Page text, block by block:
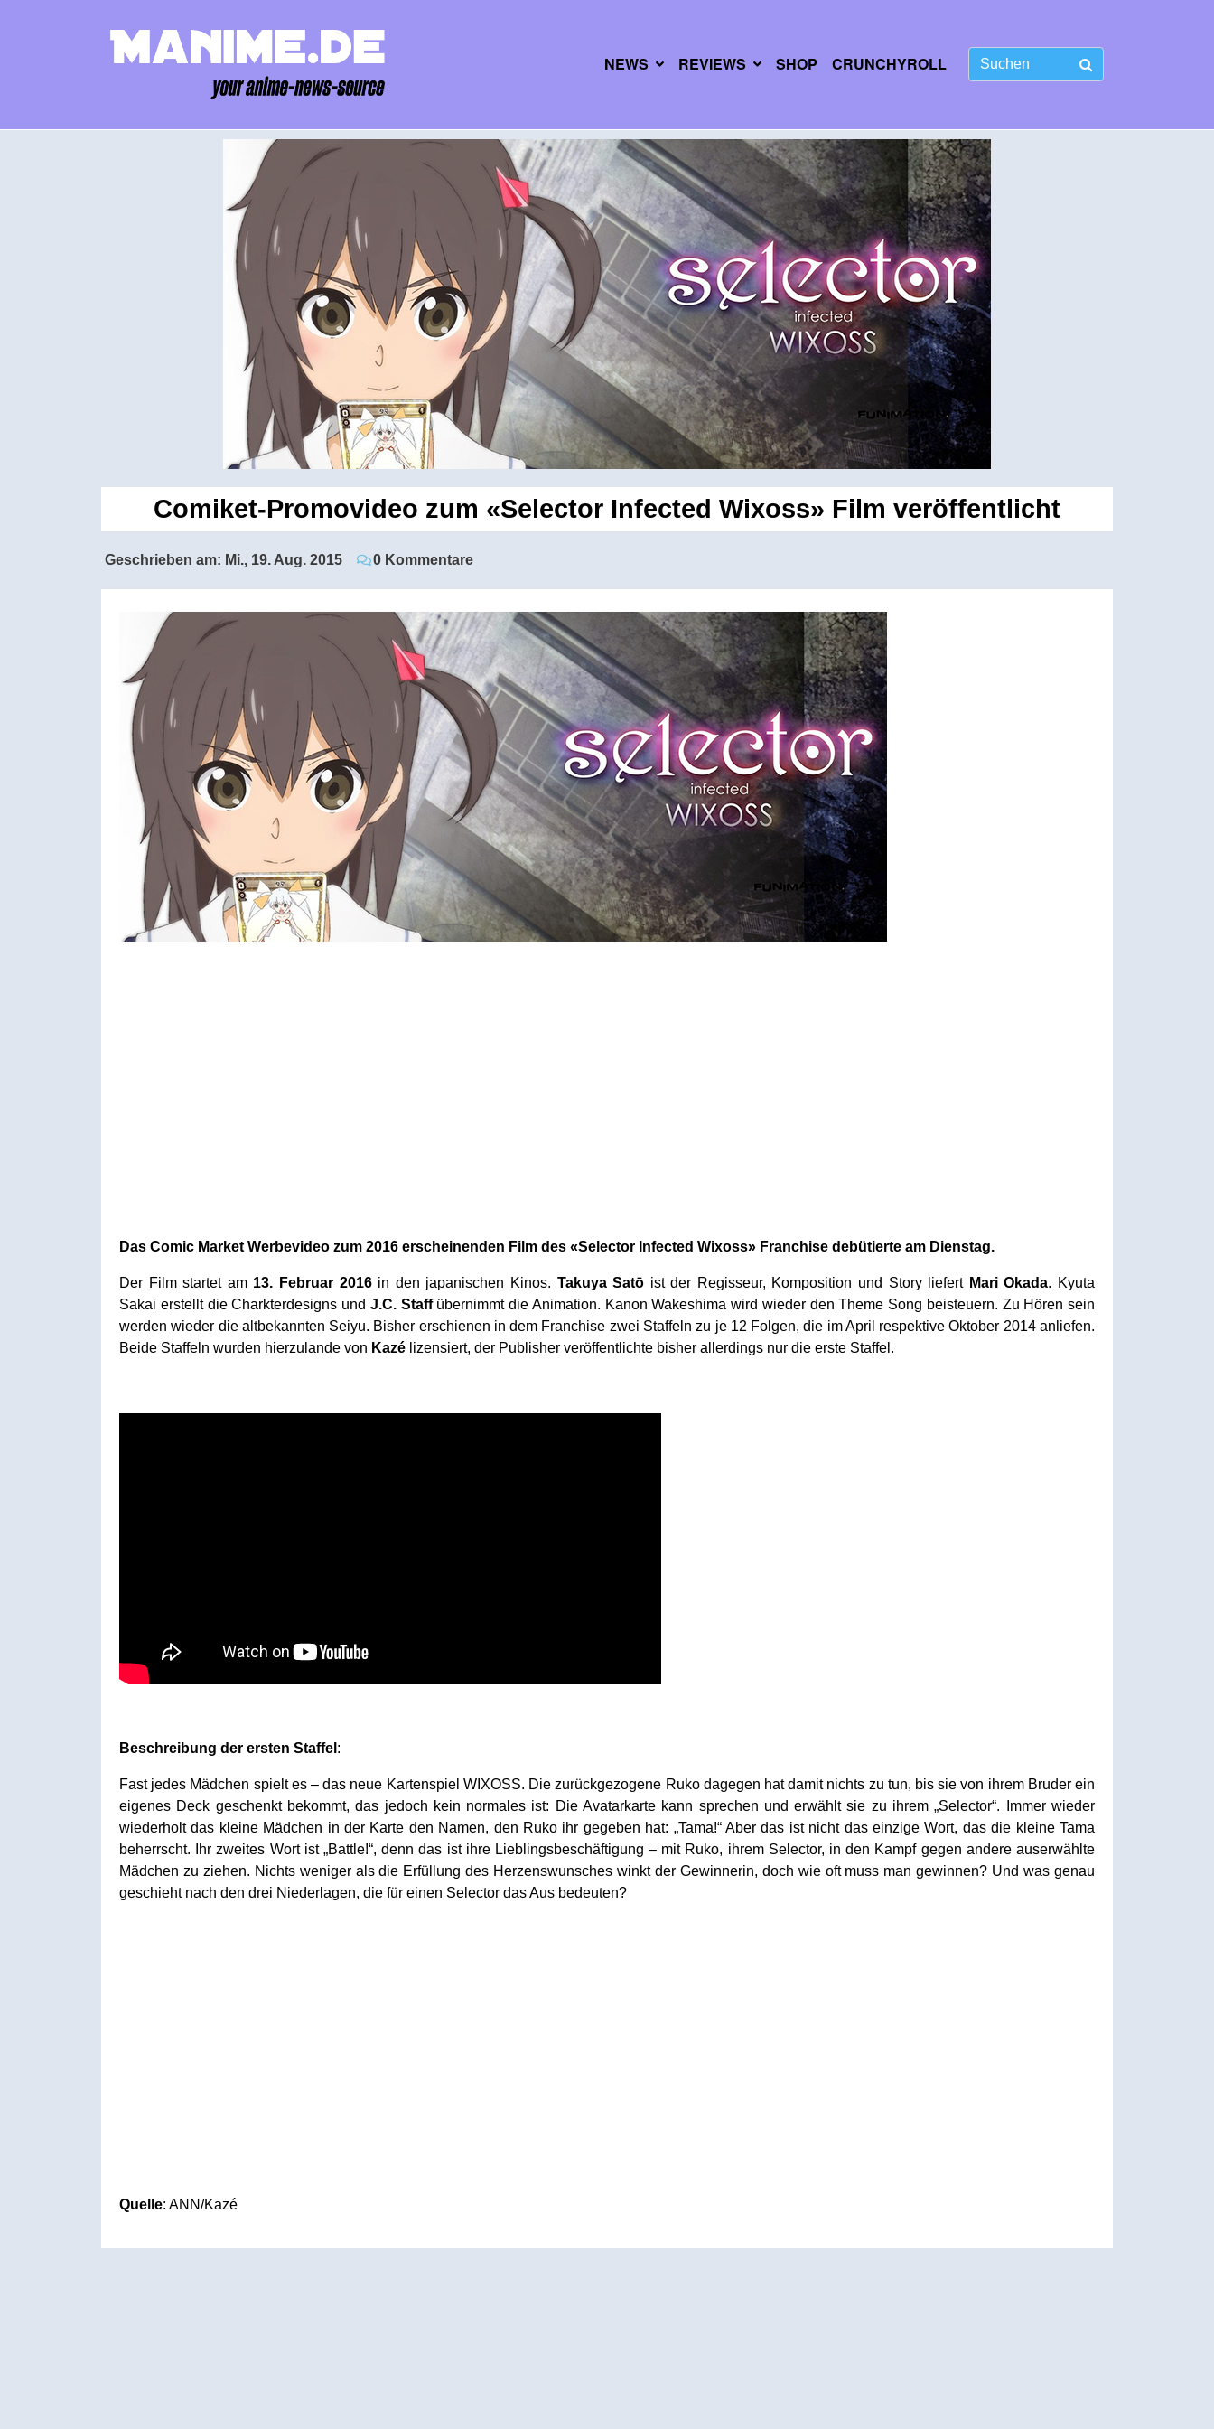
NEWS REVIEWS SHOP CRUNCHYROLL
Comiket-Promovideo zum «Selector Infected Wixoss» Film veröffentlicht
Geschrieben am: Mi., 19. Aug. 2015 0 Kommentare
Das Comic Market Werbevideo zum 2016 erscheinenden Film des «Selector Infected Wixoss» Franchise debütierte am Dienstag.
Der Film startet am 13. Februar 2016in den japanischen Kinos. Takuya Satō ist der Regisseur, Komposition und Story liefert Mari Okada. Kyuta
Sakai erstellt die Charkterdesigns und J.C. Staffübernimmt die Animation. Kanon Wakeshima wird wieder den Theme Song beisteuern. Zu Hören sein
werden wieder die altbekannten Seiyu. Bisher erschienen in dem Franchise zwei Staffeln zu je 12 Folgen, die im April respektive Oktober 2014 anliefen.
Beide Staffeln wurden hierzulande von Kazé lizensiert, der Publisher veröffentlichte bisher allerdings nur die erste Staffel.
Beschreibung der ersten Staffel :
Fast jedes Mädchen spielt es – das neue Kartenspiel WIXOSS. Die zurückgezogene Ruko dagegen hat damit nichts zu tun, bis sie von ihrem Bruder ein
eigenes Deck geschenkt bekommt, das jedoch kein normales ist: Die Avatarkarte kann sprechen und erwählt sie zu ihrem „Selector“. Immer wieder
wiederholt das kleine Mädchen in der Karte den Namen, den Ruko ihr gegeben hat: „Tama!“ Aber das ist nicht das einzige Wort, das die kleine Tama
beherrscht. Ihr zweites Wort ist „Battle!“, denn das ist ihre Lieblingsbeschäftigung – mit Ruko, ihrem Selector, in den Kampf gegen andere auserwählte
Mädchen zu ziehen. Nichts weniger als die Erfüllung des Herzenswunsches winkt der Gewinnerin, doch wie oft muss man gewinnen? Und was genau
geschieht nach den drei Niederlagen, die für einen Selector das Aus bedeuten?
Quelle: ANN/Kazé